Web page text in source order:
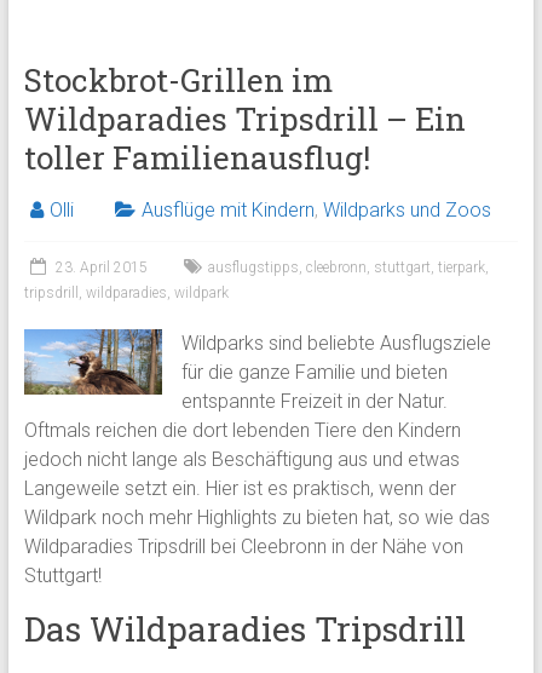
Stockbrot-Grillen im
Wildparadies Tripsdrill – Ein
toller Familienausflug!
Olli Ausflüge mit Kindern, Wildparks und Zoos
23. April 2015 ausflugstipps, cleebronn, stuttgart, tierpark,
tripsdrill , wildparadies, wildpark
Wildparks sind beliebte Ausflugsziele
für die ganze Familie und bieten
entspannte Freizeit in der Natur.
Oftmals reichen die dort lebenden Tiere den Kindern
jedoch nicht lange als Beschäftigung aus und etwas
Langeweile setzt ein. Hier ist es praktisch, wenn der
Wildpark noch mehr Highlights zu bieten hat, so wie das
Wildparadies Tripsdrill bei Cleebronn in der Nähe von
Stuttgart!
Das Wildparadies Tripsdrill